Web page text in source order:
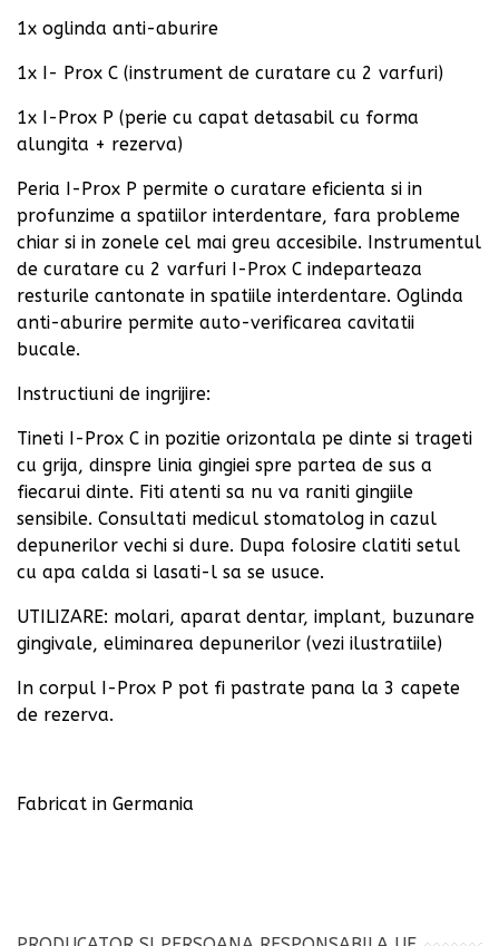
1x oglinda anti-aburire
1x I- Prox C (instrument de curatare cu 2 varfuri)
1x I-Prox P (perie cu capat detasabil cu forma
alungita + rezerva)
Peria I-Prox P permite o curatare eficienta si in
profunzime a spatiilor interdentare, fara probleme
chiar si in zonele cel mai greu accesibile. Instrumentul
de curatare cu 2 varfuri I-Prox C indeparteaza
resturile cantonate in spatiile interdentare. Oglinda
anti-aburire permite auto-verificarea cavitatii
bucale.
Instructiuni de ingrijire:
Tineti I-Prox C in pozitie orizontala pe dinte si trageti
cu grija, dinspre linia gingiei spre partea de sus a
fiecarui dinte. Fiti atenti sa nu va raniti gingiile
sensibile. Consultati medicul stomatolog in cazul
depunerilor vechi si dure. Dupa folosire clatiti setul
cu apa calda si lasati-l sa se usuce.
UTILIZARE: molari, aparat dentar, implant, buzunare
gingivale, eliminarea depunerilor (vezi ilustratiile)
In corpul I-Prox P pot fi pastrate pana la 3 capete
de rezerva.
Fabricat in Germania